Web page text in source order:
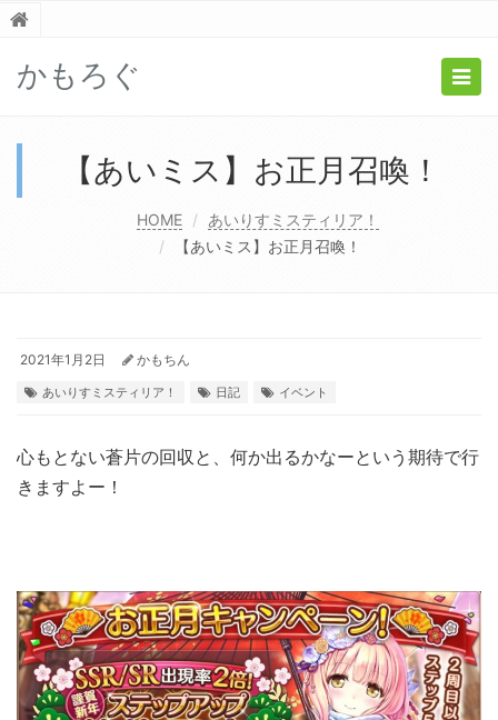
かもろぐ
【あいミス】お正月召喚！
HOME
あいりすミスティリア！
【あいミス】お正月召喚！
2021年1月2日 かもちん
あいりすミスティリア！ 日記 イベント
心もとない蒼片の回収と、何か出るかなーという期待で行
きますよー！